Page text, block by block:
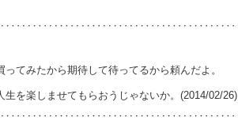
てみたから期待して待ってるから頼んだよ。
を楽しませてもらおうじゃないか。(2014/02/26)